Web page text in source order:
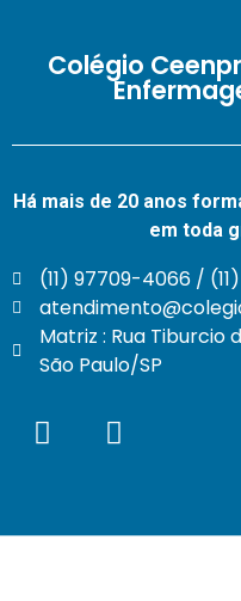
Colégio
Há mais de 20 anos
em toda
(11) 97709-4066 /
Matriz : Rua Tiburcio
São Paulo/SP